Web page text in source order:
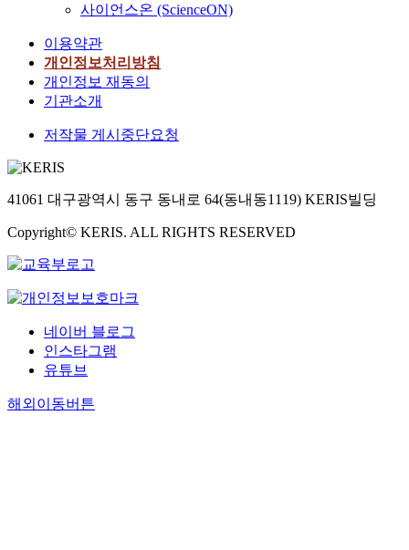
사이언스온 (ScienceON)
이용약관
개인정보처리방침
개인정보 재동의
기관소개
저작물 게시중단요청
41061 대구광역시 동구 동내로 64(동내동1119) KERIS빌딩
Copyright© KERIS. ALL RIGHTS RESERVED
네이버 블로그
인스타그램
유튜브
해외이동버튼